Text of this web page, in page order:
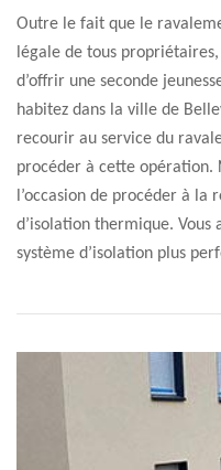
Outre le fait que le
légale de tous
d’offrir une seconde
habitez dans la ville de
recourir au service du
procéder à cette opération.
l’occasion de procéder à
d’isolation thermique.
système d’isolation plus